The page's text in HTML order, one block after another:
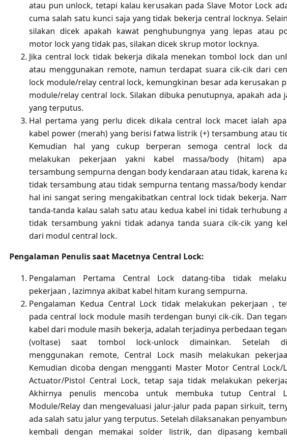
atau pun unlock, tetapi kalau kerusakan pada Slave Motor Lock
cuma salah satu kunci saja yang tidak bekerja central locknya.
silakan dicek apakah kawat penghubungnya yang lepas atau
motor lock yang tidak pas, silakan dicek skrup motor locknya.
Jika central lock tidak bekerja dikala menekan tombol lock dan
atau menggunakan remote, namun terdapat suara cik-cik dari
lock module/relay central lock, kemungkinan besar ada kerusakan
module/relay central lock. Silakan dibuka penutupnya, apakah ada
yang terputus.
Hal pertama yang perlu dicek dikala central lock macet ialah
kabel power (merah) yang berisi fatwa listrik (+) tersambung atau
Kemudian hal yang cukup berperan semoga central lock
melakukan pekerjaan yakni kabel massa/body (hitam)
tersambung sempurna dengan body kendaraan atau tidak, karena
tidak tersambung atau tidak sempurna tentang massa/body
hal ini sangat sering mengakibatkan central lock tidak bekerja.
tanda-tanda kalau salah satu atau kedua kabel ini tidak terhubung
tidak tersambung yakni tidak adanya tanda suara cik-cik yang
dari modul central lock.
Pengalaman Penulis saat Macetnya Central Lock:
Pengalaman Pertama Central Lock datang-tiba tidak
pekerjaan , lazimnya akibat kabel hitam kurang sempurna.
Pengalaman Kedua Central Lock tidak melakukan pekerjaan ,
pada central lock module masih terdengan bunyi cik-cik. Dan
kabel dari module masih bekerja, adalah terjadinya perbedaan
(voltase) saat tombol lock-unlock dimainkan. Setelah
menggunakan remote, Central Lock masih melakukan
Kemudian dicoba dengan mengganti Master Motor Central Lock/
Actuator/Pistol Central Lock, tetap saja tidak melakukan
Akhirnya penulis mencoba untuk membuka tutup Central
Module/Relay dan mengevaluasi jalur-jalur pada papan sirkuit,
ada salah satu jalur yang terputus. Setelah dilaksanakan
kembali dengan memakai solder listrik, dan dipasang